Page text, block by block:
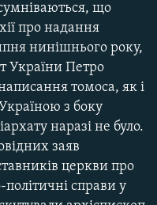
що
про надання
нинішнього року,
України Петро
томоса, як і
з боку
наразі не було.
заяв
церкви про
справи у